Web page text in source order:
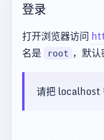
登录
打开浏览器访问
名是
root ，默
请把 localhost